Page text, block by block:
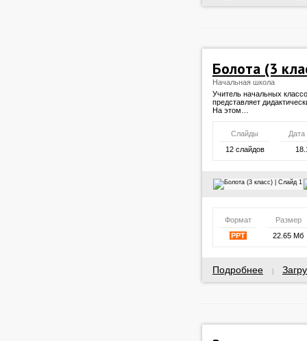
Болота (3
Начальная школа
Учитель начальных
представляет
На этом…
Слайды
Дата
12 слайдов
Формат
Размер
PPT
22.65 Мб
Подробнее